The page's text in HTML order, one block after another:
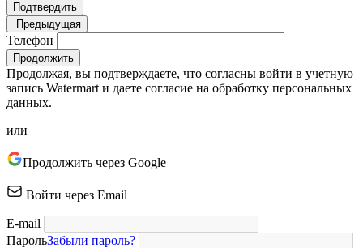
Подтвердить
Предыдущая
Телефон
Продолжить
Продолжая, вы подтверждаете, что согласны войти в учетную
запись Watermart и даете согласие на обработку персональных
данных.
или
Продолжить через Google
Войти через Email
E-mail
ПарольЗабыли пароль?